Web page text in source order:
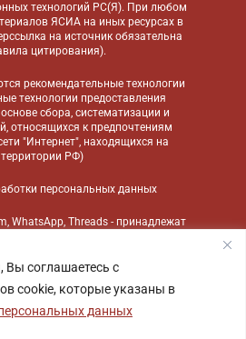
Вы соглашаетесь с
cookie, которые указаны в
данных
технологий РС(Я). При любом
ЯСИА на иных ресурсах в
на источник обязательна
цитирования).
рекомендательные технологии
технологии предоставления
сбора, систематизации и
относящихся к предпочтениям
"Интернет", находящихся на
территории РФ)
персональных данных
WhatsApp, Threads - принадлежат